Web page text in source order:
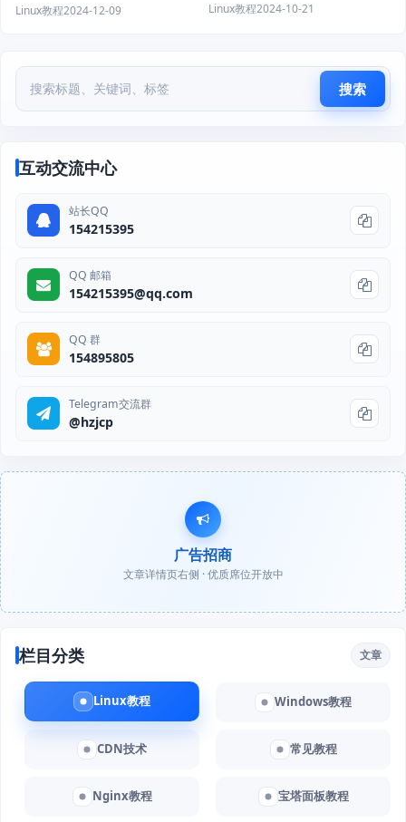
Linux教程2024-12-09 Linux教程2024-10-21
搜索
互动交流中心
站长QQ
154215395
QQ 邮箱
154215395@qq.com
QQ 群
154895805
Telegram交流群
@hzjcp
广告招商
文章详情页右侧 · 优质席位开放中
栏目分类 文章
Linux教程 Windows教程
CDN技术 常见教程
Nginx教程 宝塔面板教程